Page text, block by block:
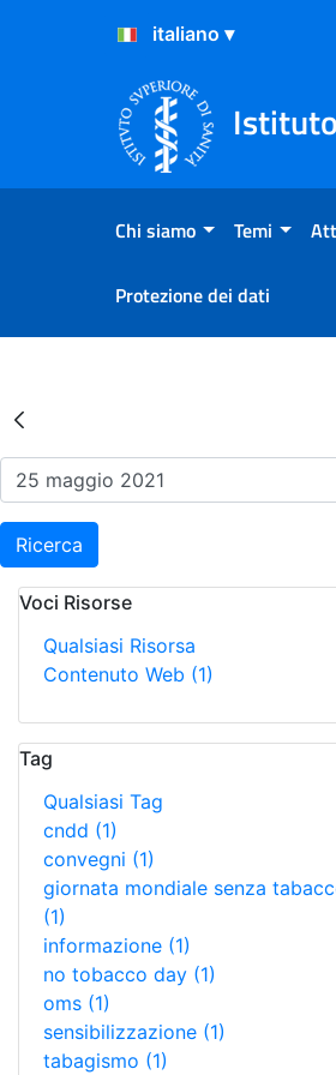
Salta al Contenuto
Salta al Footer
Chi siamo Temi
Protezione dei dati
Risultati della
Ricerca
Voci Risorse
Qualsiasi Risorsa
Contenuto Web (1)
Tag
Qualsiasi Tag
cndd (1)
convegni (1)
giornata mondiale senza
(1)
informazione (1)
no tobacco day (1)
oms (1)
sensibilizzazione (1)
tabagismo (1)